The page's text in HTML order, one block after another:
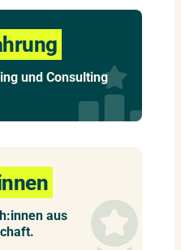
und Consulting
aus